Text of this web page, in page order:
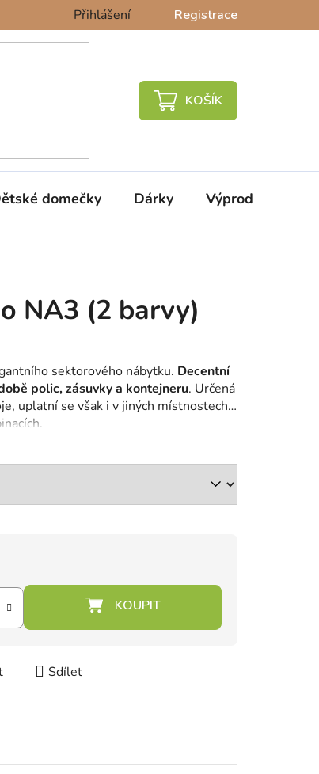
Přihlášení Registrace
NÁKUPNÍ
domečky Dárky Výprodej %
NA3 (2 barvy)
sektorového nábytku. Decentní
polic, zásuvky a kontejneru. Určená
uplatní se však i v jiných místnostech
Sdílet